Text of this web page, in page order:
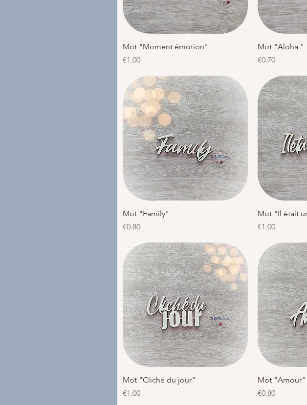
Quick View
Mot "Moment émotion"
Price
€1.00
Mot "Aloha "
Price
€0.70
Quick View
Mot "Family"
Price
€0.80
Mot "Il était
Price
€1.00
Quick View
Mot "Cliché du jour"
Price
€1.00
Mot "Amour"
Price
€0.80